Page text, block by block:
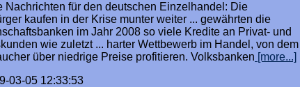
Nachrichten für den deutschen Einzelhandel: Die
kaufen in der Krise munter weiter ... gewährten die
im Jahr 2008 so viele Kredite an Privat- und
wie zuletzt ... harter Wettbewerb im Handel, von dem
über niedrige Preise profitieren. Volksbanken [more...]
03-05 12:33:53